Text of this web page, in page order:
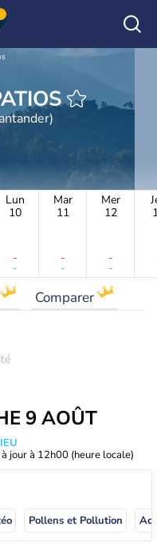
PATIOS
Lun
10
-
-
Mar
11
-
-
Mer
12
-
-
Comparer
9 AOÛT
jour à 12h00 (heure locale)
Pollens et Pollution